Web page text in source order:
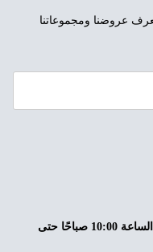
عروضنا ومجموعاتنا
الساعة 10:00 صباحًا حتى